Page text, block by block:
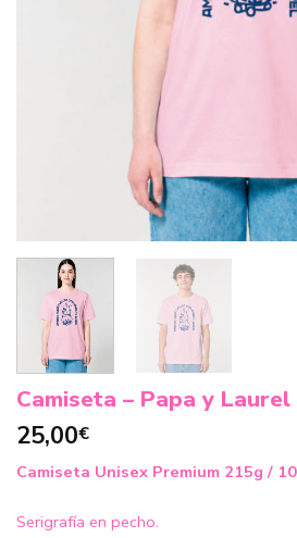
Camiseta – Papa y Laurel
25,00€
Camiseta Unisex Premium 215g /
Serigrafía en pecho.